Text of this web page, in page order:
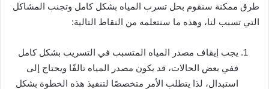
طرق ممكنة سنقوم بحل تسرب المياه بشكل كامل وتجنب المشاكل
التي تسبب لنا، وهذه ما سنتعلمه من النقاط التالية:
يجب إيقاف مصدر المياه المتسبب في التسريب بشكل كامل
ففي بعض الحالات، قد يكون مصدر المياه تالفًا ويحتاج إلى
استبدال، لذا يتطلب الأمر متخصصًا لتنفيذ هذه الخطوة بشكل